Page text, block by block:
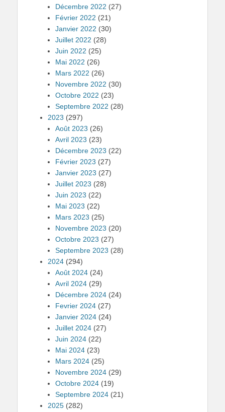
Décembre 2022 (27)
Février 2022 (21)
Janvier 2022 (30)
Juillet 2022 (28)
Juin 2022 (25)
Mai 2022 (26)
Mars 2022 (26)
Novembre 2022 (30)
Octobre 2022 (23)
Septembre 2022 (28)
2023 (297)
Août 2023 (26)
Avril 2023 (23)
Décembre 2023 (22)
Février 2023 (27)
Janvier 2023 (27)
Juillet 2023 (28)
Juin 2023 (22)
Mai 2023 (22)
Mars 2023 (25)
Novembre 2023 (20)
Octobre 2023 (27)
Septembre 2023 (28)
2024 (294)
Août 2024 (24)
Avril 2024 (29)
Décembre 2024 (24)
Fevrier 2024 (27)
Janvier 2024 (24)
Juillet 2024 (27)
Juin 2024 (22)
Mai 2024 (23)
Mars 2024 (25)
Novembre 2024 (29)
Octobre 2024 (19)
Septembre 2024 (21)
2025 (282)